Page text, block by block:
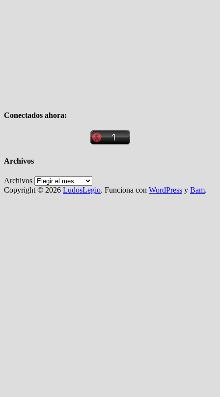
Conectados ahora:
Archivos
Archivos
Copyright © 2026 LudosLegio. Funciona con WordPress y Bam.